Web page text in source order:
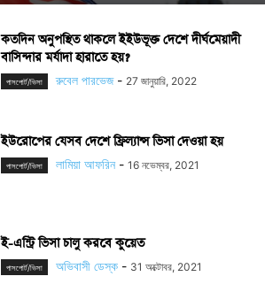
কতদিন অনুপস্থিত থাকলে ইইউভূক্ত দেশে দীর্ঘমেয়াদী
বাসিন্দার মর্যাদা হারাতে হয়?
পাসপোর্ট/ভিসা রুবেল পারভেজ - 27 জানুয়ারি, 2022
ইউরোপের যেসব দেশে ফ্রিল্যান্স ভিসা দেওয়া হয়
পাসপোর্ট/ভিসা লামিয়া আফরিন - 16 নভেম্বর, 2021
ই-এন্ট্রি ভিসা চালু করবে কুয়েত
পাসপোর্ট/ভিসা অভিবাসী ডেস্ক - 31 অক্টোবর, 2021